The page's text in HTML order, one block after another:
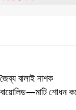
জৈব্য বালাই নাশক
বায়োলিড—মাটি শোধন